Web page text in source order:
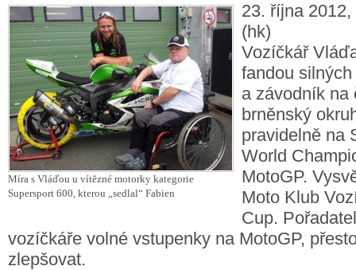
Míra s Vláďou u vítězné motorky kategorie
Supersport 600, kterou „sedlal“ Fabien
23. října
(hk)
Vozíčkář
fandou
a závodník na
brněnský
pravidelně na
World
MotoGP.
Moto Klub
Cup.
vozíčkáře volné vstupenky na MotoGP,
zlepšovat.